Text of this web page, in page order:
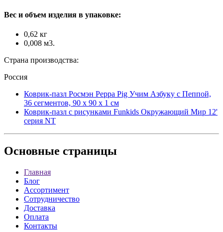
Вес и объем изделия в упаковке:
0,62 кг
0,008 м3.
Страна производства:
Россия
Коврик-пазл Росмэн Peppa Pig Учим Азбуку с Пеппой,
36 сегментов, 90 х 90 х 1 см
Коврик-пазл с рисунками Funkids Окружающий Мир 12'
серия NT
Основные страницы
Главная
Блог
Ассортимент
Сотрудничество
Доставка
Оплата
Контакты